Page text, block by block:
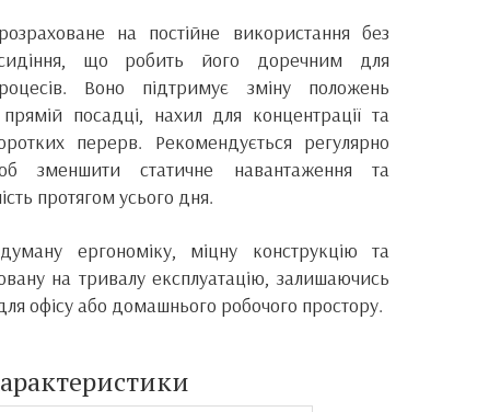
на постійне використання без
що робить його доречним для
Воно підтримує зміну положень
посадці, нахил для концентрації та
перерв. Рекомендується регулярно
зменшити статичне навантаження та
протягом усього дня.
ергономіку, міцну конструкцію та
на тривалу експлуатацію, залишаючись
офісу або домашнього робочого простору.